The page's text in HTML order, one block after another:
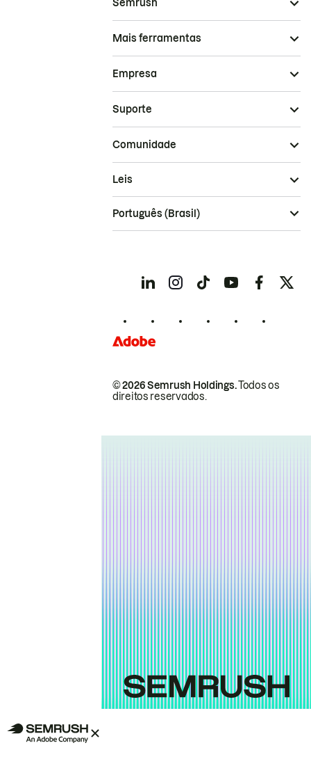
Semrush
Mais ferramentas
Empresa
Suporte
Comunidade
© 2026 Semrush Holdings.Todos os
direitos reservados.
Leis
Português (Brasil)